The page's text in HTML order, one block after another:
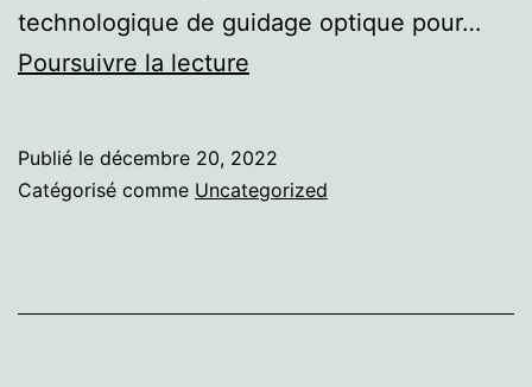
technologique de guidage optique pour…
Poursuivre la lecture
Publié le décembre 20, 2022
Catégorisé comme Uncategorized